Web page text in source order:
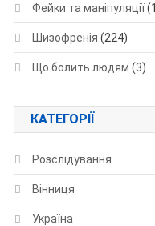
Фейки та маніпуляції
Шизофренія (224)
Що болить людям (3)
КАТЕГОРІЇ
Розслідування
Вінниця
Україна